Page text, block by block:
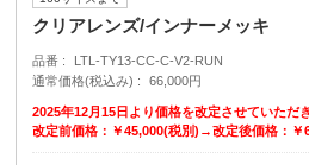
クリアレンズ/インナーメッキ
品番
LTL-TY13-CC-C-V2-RUN
通常価格(税込み)
66,000円
2025年12月15日より価格を改定させていただ
改定前価格：￥45,000(税別)→改定後価格：￥